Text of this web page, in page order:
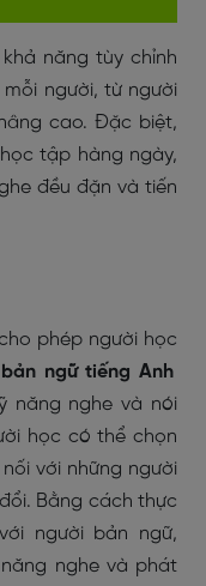
năng tùy chỉnh
người, từ người
cao. Đặc biệt,
tập hàng ngày,
đều đặn và tiến
phép người học
ngữ tiếng Anh
năng nghe và nói
học có thể chọn
với những người
Bằng cách thực
người bản ngữ,
nghe và phát